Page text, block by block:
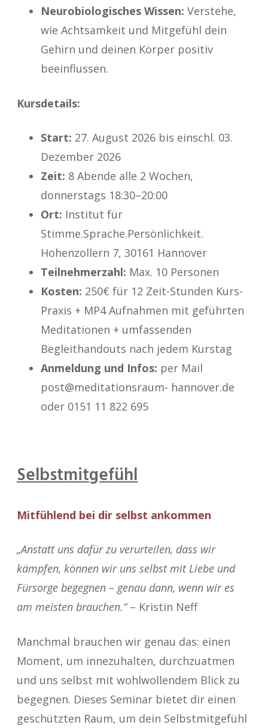
Neurobiologisches Wissen: Verstehe,
wie Achtsamkeit und Mitgefühl dein
Gehirn und deinen Körper positiv
beeinflussen.
Kursdetails:
Start: 27. August 2026 bis einschl. 03.
Dezember 2026
Zeit: 8 Abende alle 2 Wochen,
donnerstags 18:30–20:00
Ort: Institut für
Stimme.Sprache.Persönlichkeit.
Hohenzollern 7, 30161 Hannover
Teilnehmerzahl: Max. 10 Personen
Kosten: 250€ für 12 Zeit-Stunden Kurs-
Praxis + MP4 Aufnahmen mit geführten
Meditationen + umfassenden
Begleithandouts nach jedem Kurstag
Anmeldung und Infos: per Mail
post@meditationsraum- hannover.de
oder 0151 11 822 695
Selbstmitgefühl
Mitfühlend bei dir selbst ankommen
„Anstatt uns dafür zu verurteilen, dass wir
kämpfen, können wir uns selbst mit Liebe und
Fürsorge begegnen – genau dann, wenn wir es
am meisten brauchen.“– Kristin Neff
Manchmal brauchen wir genau das: einen
Moment, um innezuhalten, durchzuatmen
und uns selbst mit wohlwollendem Blick zu
begegnen. Dieses Seminar bietet dir einen
geschützten Raum, um dein Selbstmitgefühl